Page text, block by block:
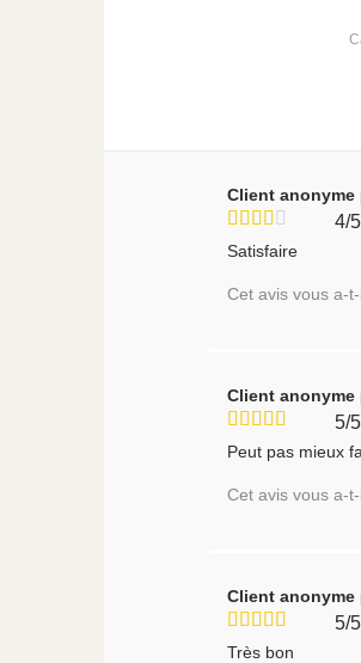
Client anonyme
4/5
Satisfaire
Cet avis vous a-
Client anonyme
5/5
Peut pas mieux
Cet avis vous a-
Client anonyme
5/5
Très bon